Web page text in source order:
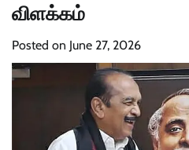
விளக்கம்
Posted on June 27, 2026